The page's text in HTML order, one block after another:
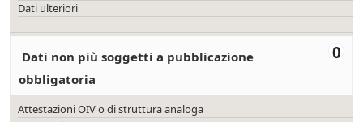
Dati ulteriori
0
Dati non più soggetti a pubblicazione
obbligatoria
Attestazioni OIV o di struttura analoga